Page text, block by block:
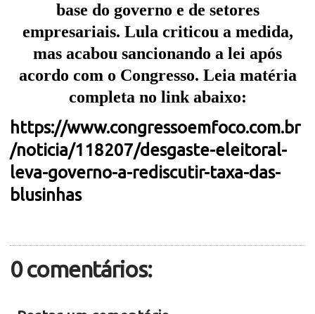
base do governo e de setores
empresariais. Lula criticou a medida,
mas acabou sancionando a lei após
acordo com o Congresso. Leia matéria
completa no link abaixo:
https://www.congressoemfoco.com.br
/noticia/118207/desgaste-eleitoral-
leva-governo-a-rediscutir-taxa-das-
blusinhas
0 comentários: